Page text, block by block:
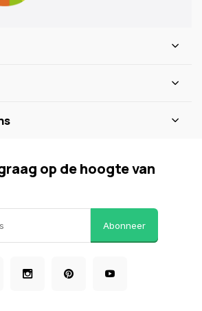
op de hoogte van
Abonneer